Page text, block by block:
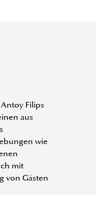
Filips
aus
wie
mit
von Gästen